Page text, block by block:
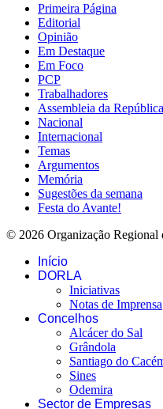
Primeira Página
Editorial
Opinião
Em Destaque
Em Foco
PCP
Trabalhadores
Assembleia da República
Nacional
Internacional
Temas
Argumentos
Memória
Sugestões da semana
Festa do Avante!
© 2026 Organização
Início
DORLA
Iniciativas
Notas de Imprensa
Concelhos
Alcácer do Sal
Grândola
Santiago do
Sines
Odemira
Sector de Empresas